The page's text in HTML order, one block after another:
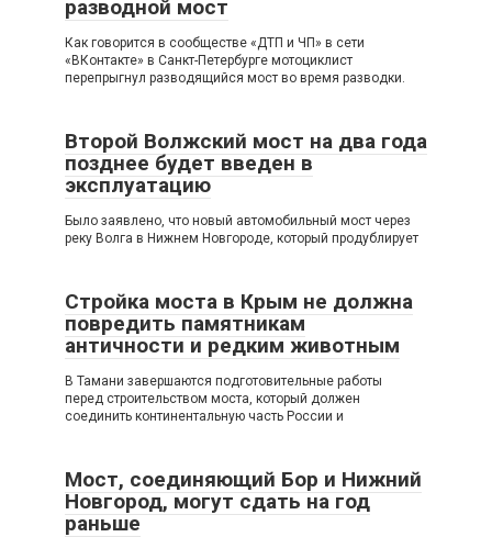
разводной мост
Как говорится в сообществе «ДТП и ЧП» в сети
«ВКонтакте» в Санкт-Петербурге мотоциклист
перепрыгнул разводящийся мост во время разводки.
Второй Волжский мост на два года
позднее будет введен в
эксплуатацию
Было заявлено, что новый автомобильный мост через
реку Волга в Нижнем Новгороде, который продублирует
Стройка моста в Крым не должна
повредить памятникам
античности и редким животным
В Тамани завершаются подготовительные работы
перед строительством моста, который должен
соединить континентальную часть России и
Мост, соединяющий Бор и Нижний
Новгород, могут сдать на год
раньше